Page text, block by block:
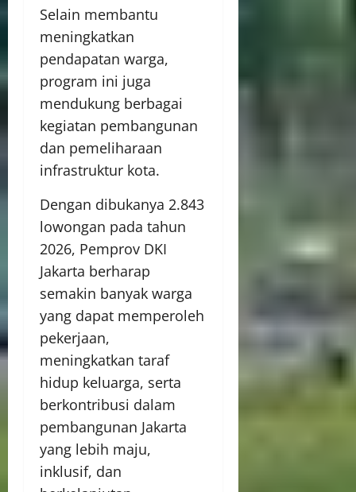
Selain membantu
meningkatkan
pendapatan warga,
program ini juga
mendukung berbagai
kegiatan pembangunan
dan pemeliharaan
infrastruktur kota.
Dengan dibukanya 2.843
lowongan pada tahun
2026, Pemprov DKI
Jakarta berharap
semakin banyak warga
yang dapat memperoleh
pekerjaan,
meningkatkan taraf
hidup keluarga, serta
berkontribusi dalam
pembangunan Jakarta
yang lebih maju,
inklusif, dan